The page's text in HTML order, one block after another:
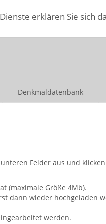
erklären Sie sich
Denkmaldatenbank
Felder aus und
(maximale Größe 4Mb).
dann wieder hochgeladen
werden.